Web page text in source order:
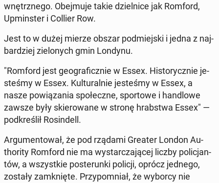
wnętrz­ne­go. Obej­mu­je takie dziel­ni­ce jak Romford,
Upmin­ster i Collier Row.
Jest to w dużej mierze obszar pod­miej­ski i jedna z naj­
bar­dziej zie­lo­nych gmin Londynu.
"Romford jest geo­gra­ficz­nie w Essex. Hi­sto­rycz­nie je­
ste­śmy w Essex. Kul­tu­ral­nie je­ste­śmy w Essex, a
nasze po­wią­za­nia spo­łecz­ne, spor­to­we i han­dlo­we
zawsze były skie­ro­wa­ne w stronę hrab­stwa Essex" —
pod­kre­ślił Ro­sin­dell.
Ar­gu­men­to­wał, że pod rządami Greater London Au­
tho­ri­ty Romford nie ma wy­star­cza­ją­cej liczby po­li­cjan­
tów, a wszyst­kie po­ste­run­ki policji, oprócz jednego,
zostały za­mknię­te. Przy­po­mniał, że wyborcy nie